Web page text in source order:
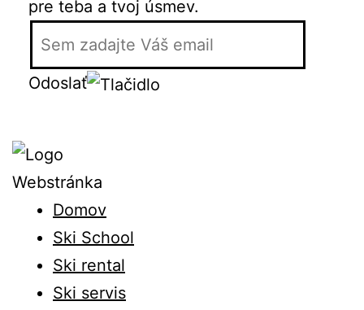
pre teba a tvoj úsmev.
Odoslať
Webstránka
Domov
Ski School
Ski rental
Ski servis